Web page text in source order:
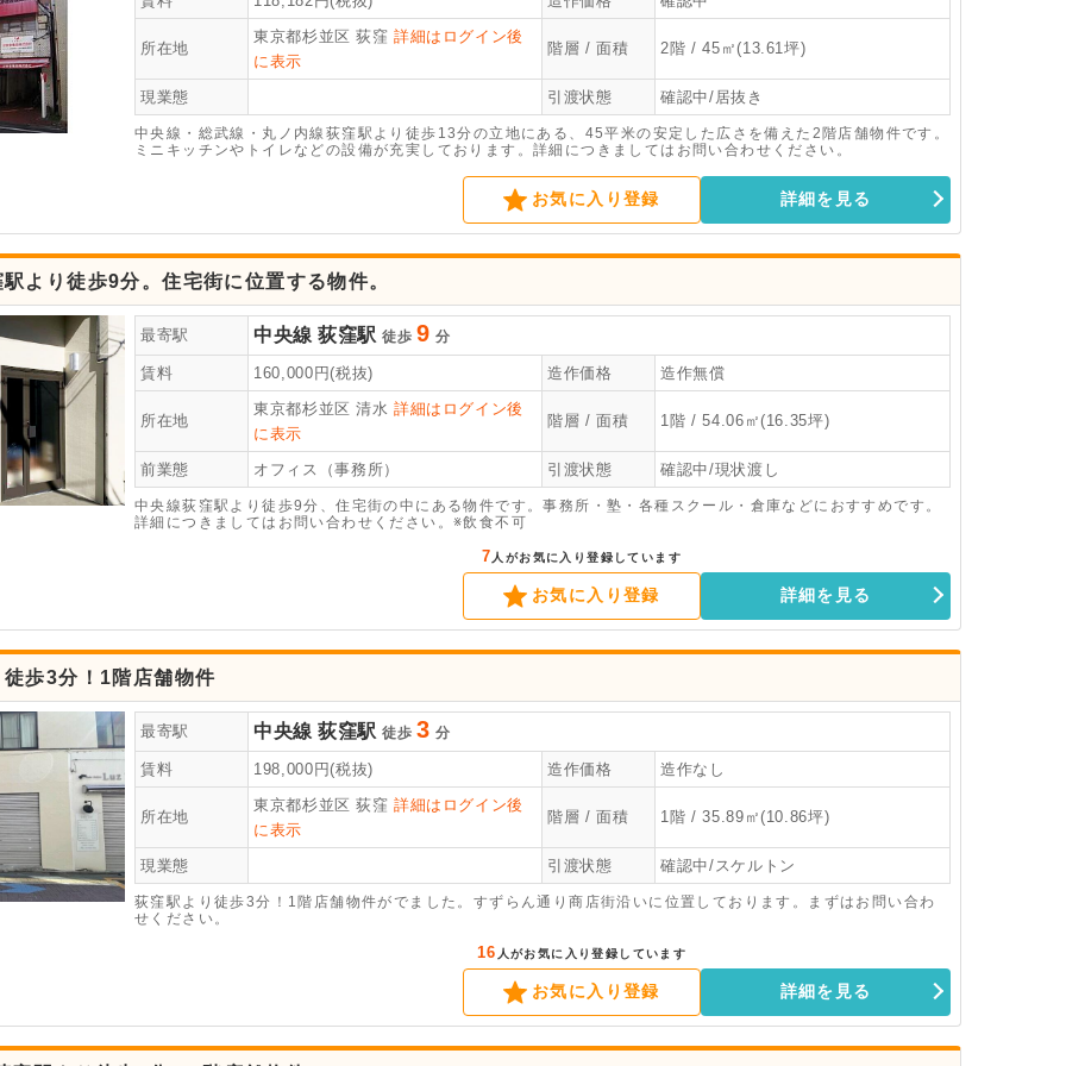
所在地
東京都杉並区 荻窪 詳細はログイン後
に表示
階層 / 面積 2階 / 45㎡(13.61坪)
現業態 引渡状態 確認中/居抜き
中央線・総武線・丸ノ内線荻窪駅より徒歩13分の立地にある、45平米の安定した広さを備えた2階店舗物件です。
ミニキッチンやトイレなどの設備が充実しております。詳細につきましてはお問い合わせください。
お気に入り登録 詳細を見る
より徒歩9分。住宅街に位置する物件。
最寄駅 中央線 荻窪駅 徒歩 9 分
賃料 160,000 円(税抜) 造作価格 造作無償
所在地
東京都杉並区 清水 詳細はログイン後
に表示
階層 / 面積 1階 / 54.06㎡(16.35坪)
前業態 オフィス（事務所） 引渡状態 確認中/現状渡し
中央線荻窪駅より徒歩9分、住宅街の中にある物件です。事務所・塾・各種スクール・倉庫などにおすすめです。
詳細につきましてはお問い合わせください。※飲食不可
7 人がお気に入り登録しています
お気に入り登録 詳細を見る
歩3分！1階店舗物件
最寄駅 中央線 荻窪駅 徒歩 3 分
賃料 198,000円(税抜) 造作価格 造作なし
所在地
東京都杉並区 荻窪 詳細はログイン後
に表示
階層 / 面積 1階 / 35.89㎡(10.86坪)
現業態 引渡状態 確認中/スケルトン
荻窪駅より徒歩3分！1階店舗物件がでました。すずらん通り商店街沿いに位置しております。まずはお問い合わ
せください。
16 人がお気に入り登録しています
お気に入り登録 詳細を見る